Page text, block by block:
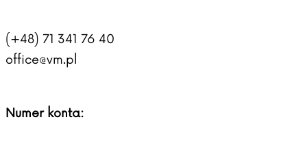
(+48) 71 341 76 40
office@vm.pl
Numer konta: